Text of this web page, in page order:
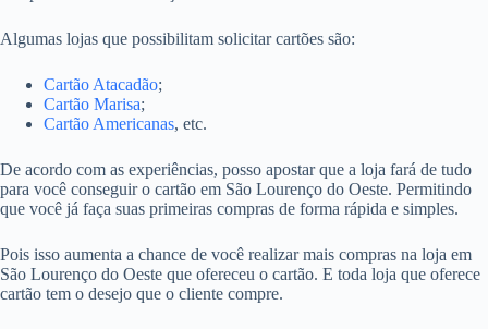
Algumas lojas que possibilitam solicitar cartões são:
Cartão Atacadão;
Cartão Marisa;
Cartão Americanas, etc.
De acordo com as experiências, posso apostar que a loja fará de tudo
para você conseguir o cartão em São Lourenço do Oeste. Permitindo
que você já faça suas primeiras compras de forma rápida e simples.
Pois isso aumenta a chance de você realizar mais compras na loja em
São Lourenço do Oeste que ofereceu o cartão. E toda loja que oferece
cartão tem o desejo que o cliente compre.